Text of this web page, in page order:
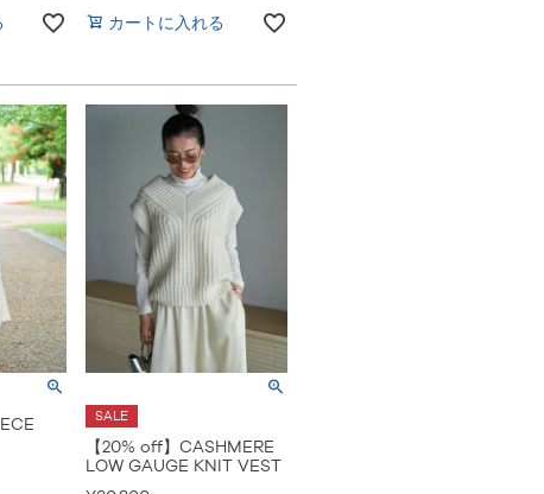
カートに入れる
SALE
【20% off】CASHMERE
LOW GAUGE KNIT VEST